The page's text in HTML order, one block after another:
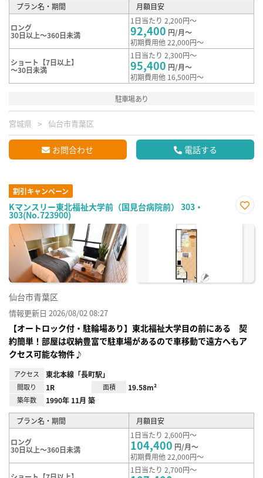
プラン名・期間 月額目安
ロング
30日以上～360日未満
1日当たり 2,200円～
92,400 円/月～
初期費用他 22,000円～
ショート【7日以上】
～30日未満
1日当たり 2,300円～
95,400 円/月～
初期費用他 16,500円～
駐車場あり
宮城県 仙台市青葉区
お問合わせ 電話する
割引キャンペーン
Kマンスリー東北福祉大学前（国見台病院前） 303・
303(No.723900)
に入
仙台市青葉区
情報更新日 2026/08/02 08:27
【オートロック付・駐輪場あり】東北福祉大学目の前にある 契
約簡単！部屋は収納豊富で駐車場があるので車移動で遠方へもア
クセス可能な物件♪
アクセス 東北本線「長町駅」
間取り 1R 面積 19.58m²
築年数 1990年 11月 築
プラン名・期間 月額目安
ロング
30日以上～360日未満
1日当たり 2,600円～
104,400 円/月～
初期費用他 22,000円～
1日当たり 2,700円～